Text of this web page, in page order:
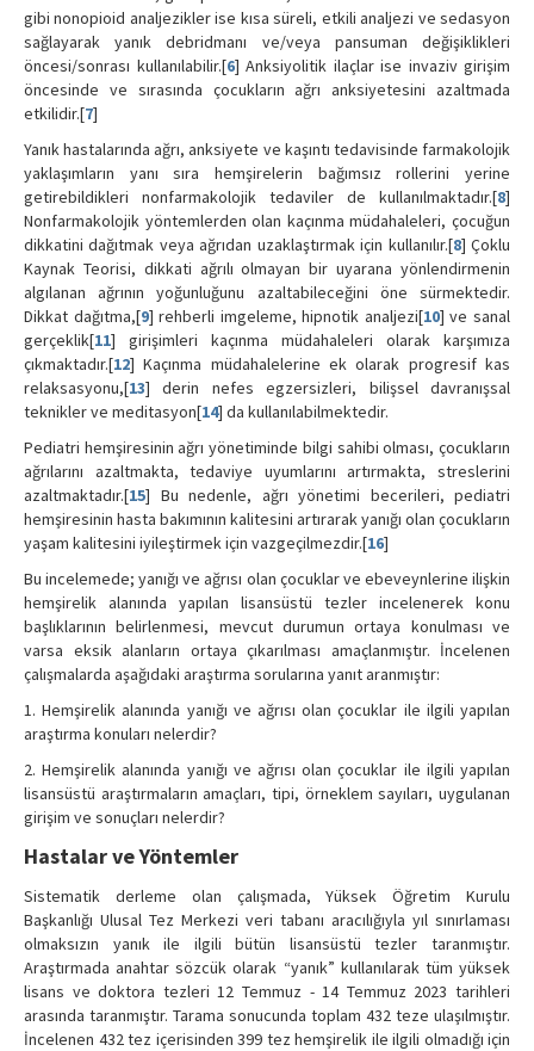
gibi nonopioid analjezikler ise kısa süreli, etkili analjezi ve sedasyon
sağlayarak yanık debridmanı ve/veya pansuman değişiklikleri
öncesi/sonrası kullanılabilir.[6] Anksiyolitik ilaçlar ise invaziv girişim
öncesinde ve sırasında çocukların ağrı anksiyetesini azaltmada
etkilidir.[7]
Yanık hastalarında ağrı, anksiyete ve kaşıntı tedavisinde farmakolojik
yaklaşımların yanı sıra hemşirelerin bağımsız rollerini yerine
getirebildikleri nonfarmakolojik tedaviler de kullanılmaktadır.[8]
Nonfarmakolojik yöntemlerden olan kaçınma müdahaleleri, çocuğun
dikkatini dağıtmak veya ağrıdan uzaklaştırmak için kullanılır.[8] Çoklu
Kaynak Teorisi, dikkati ağrılı olmayan bir uyarana yönlendirmenin
algılanan ağrının yoğunluğunu azaltabileceğini öne sürmektedir.
Dikkat dağıtma,[9] rehberli imgeleme, hipnotik analjezi[10] ve sanal
gerçeklik[11] girişimleri kaçınma müdahaleleri olarak karşımıza
çıkmaktadır.[12] Kaçınma müdahalelerine ek olarak progresif kas
relaksasyonu,[13] derin nefes egzersizleri, bilişsel davranışsal
teknikler ve meditasyon[14] da kullanılabilmektedir.
Pediatri hemşiresinin ağrı yönetiminde bilgi sahibi olması, çocukların
ağrılarını azaltmakta, tedaviye uyumlarını artırmakta, streslerini
azaltmaktadır.[15] Bu nedenle, ağrı yönetimi becerileri, pediatri
hemşiresinin hasta bakımının kalitesini artırarak yanığı olan çocukların
yaşam kalitesini iyileştirmek için vazgeçilmezdir.[16]
Bu incelemede; yanığı ve ağrısı olan çocuklar ve ebeveynlerine ilişkin
hemşirelik alanında yapılan lisansüstü tezler incelenerek konu
başlıklarının belirlenmesi, mevcut durumun ortaya konulması ve
varsa eksik alanların ortaya çıkarılması amaçlanmıştır. İncelenen
çalışmalarda aşağıdaki araştırma sorularına yanıt aranmıştır:
1. Hemşirelik alanında yanığı ve ağrısı olan çocuklar ile ilgili yapılan
araştırma konuları nelerdir?
2. Hemşirelik alanında yanığı ve ağrısı olan çocuklar ile ilgili yapılan
lisansüstü araştırmaların amaçları, tipi, örneklem sayıları, uygulanan
girişim ve sonuçları nelerdir?
Hastalar ve Yöntemler
Sistematik derleme olan çalışmada, Yüksek Öğretim Kurulu
Başkanlığı Ulusal Tez Merkezi veri tabanı aracılığıyla yıl sınırlaması
olmaksızın yanık ile ilgili bütün lisansüstü tezler taranmıştır.
Araştırmada anahtar sözcük olarak “yanık” kullanılarak tüm yüksek
lisans ve doktora tezleri 12 Temmuz - 14 Temmuz 2023 tarihleri
arasında taranmıştır. Tarama sonucunda toplam 432 teze ulaşılmıştır.
İncelenen 432 tez içerisinden 399 tez hemşirelik ile ilgili olmadığı için